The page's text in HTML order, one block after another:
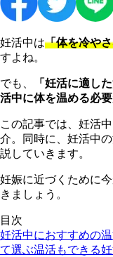
妊活中は「体を冷や
すよね。
でも、
「妊活に適し
活中に体を温める必要
この記事では、妊活
介。同時に、妊活中
説していきます。
妊娠に近づくために
きましょう。
目次
妊活中におすすめの
て選ぶ温活もできる